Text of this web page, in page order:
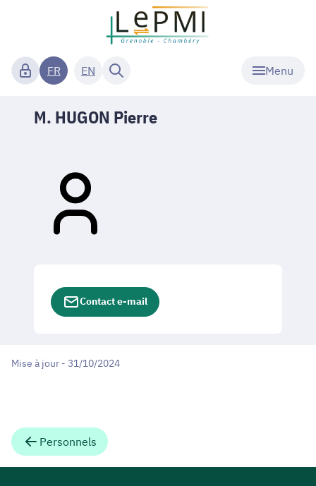
Menu
FR EN
M. HUGON Pierre
Contact e-mail
Mise à jour - 31/10/2024
Personnels